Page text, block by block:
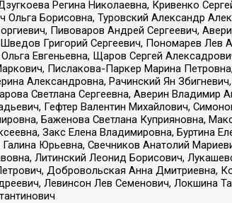
Регина Николаевна, Кривенко
Борисовна, Туровский Александр
Пивоваров Андрей Сергеевич,
Григорий Сергеевич, Пономарев Лев
Евгеньевна, Щаров Сергей
Пислакова-Паркер Марина
Александровна, Рачинский Ян
Светлана Сергеевна, Аверин
Гефтер Валентин Михайлович,
Баженова Светлана Куприяновна,
Закс Елена Владимировна,
Юрьевна, Свечников Анатолий
Литинский Леонид Борисович,
Добровольская Анна Дмитриевна,
Левинсон Лев Семенович, Локшина